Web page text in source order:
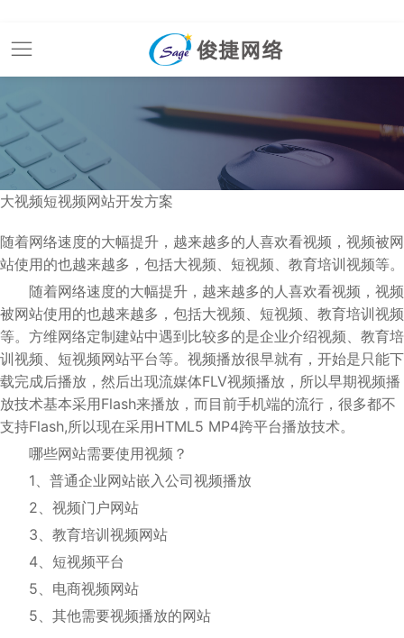
大视频短视频网站开发方案
随着网络速度的大幅提升，越来越多的人喜欢看视频，视频被网
站使用的也越来越多，包括大视频、短视频、教育培训视频等。
随着网络速度的大幅提升，越来越多的人喜欢看视频，视频
被网站使用的也越来越多，包括大视频、短视频、教育培训视频
等。方维网络定制建站中遇到比较多的是企业介绍视频、教育培
训视频、短视频网站平台等。视频播放很早就有，开始是只能下
载完成后播放，然后出现流媒体FLV视频播放，所以早期视频播
放技术基本采用Flash来播放，而目前手机端的流行，很多都不
支持Flash,所以现在采用HTML5 MP4跨平台播放技术。
哪些网站需要使用视频？
1、普通企业网站嵌入公司视频播放
2、视频门户网站
3、教育培训视频网站
4、短视频平台
5、电商视频网站
5、其他需要视频播放的网站